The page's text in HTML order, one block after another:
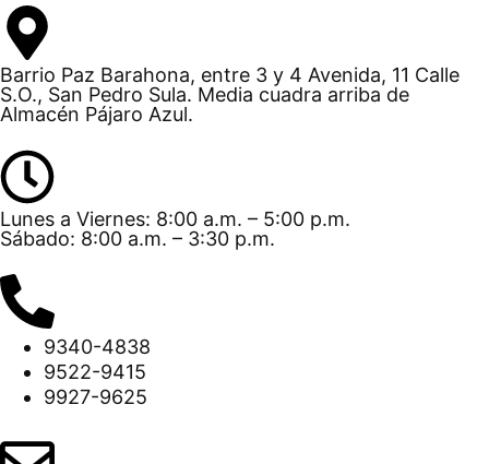
Barrio Paz Barahona, entre 3 y 4 Avenida, 11 Calle
S.O., San Pedro Sula. Media cuadra arriba de
Almacén Pájaro Azul.
Lunes a Viernes: 8:00 a.m. – 5:00 p.m.
Sábado: 8:00 a.m. – 3:30 p.m.
9340-4838
9522-9415
9927-9625